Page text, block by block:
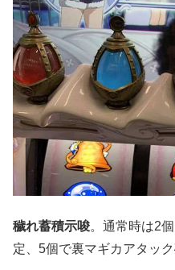
穢れ蓄積示唆。通常時は2
定、5個で裏マギカアタック